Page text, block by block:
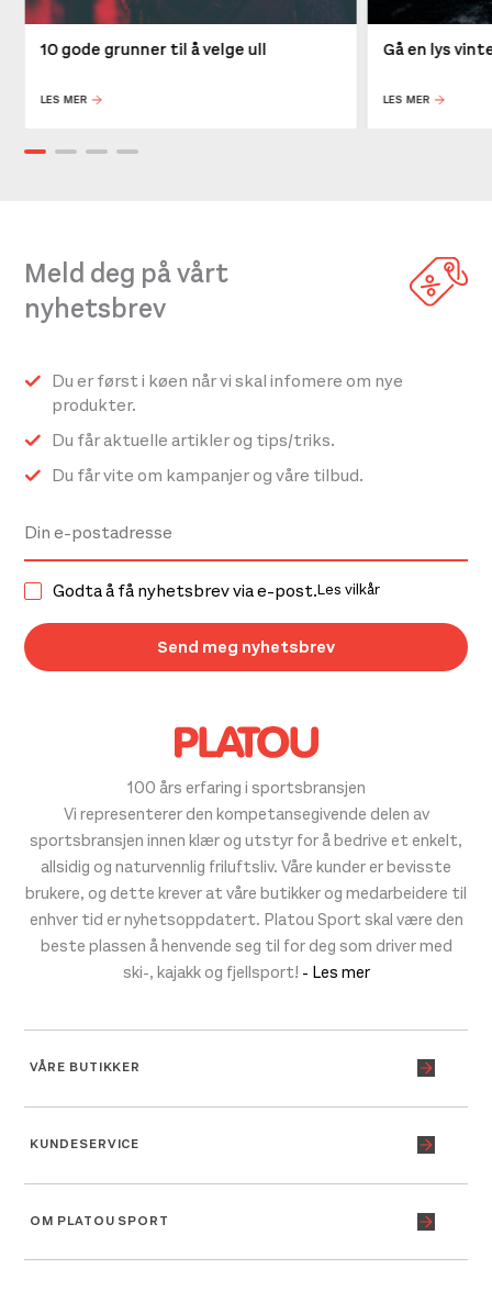
10 gode grunner til å velge ull
LES MER
Gå en lys
LES MER
100 års erfaring i sportsbransjen
Vi representerer den kompetansegivende delen av
sportsbransjen innen klær og utstyr for å bedrive et enkelt,
allsidig og naturvennlig friluftsliv. Våre kunder er bevisste
brukere, og dette krever at våre butikker og medarbeidere til
enhver tid er nyhetsoppdatert. Platou Sport skal være den
beste plassen å henvende seg til for deg som driver med
ski-, kajakk og fjellsport! - Les mer
VÅRE BUTIKKER
KUNDESERVICE
OM PLATOU SPORT
Meld deg på vårt
nyhetsbrev
Du er først i køen når vi skal infomere om nye
produkter.
Du får aktuelle artikler og tips/triks.
Du får vite om kampanjer og våre tilbud.
Godta å få nyhetsbrev via e-post.Les vilkår